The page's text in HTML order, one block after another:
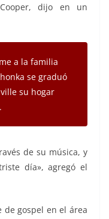
dijo en un
a la familia
se graduó
su hogar
de su música, y
día», agregó el
de gospel en el área